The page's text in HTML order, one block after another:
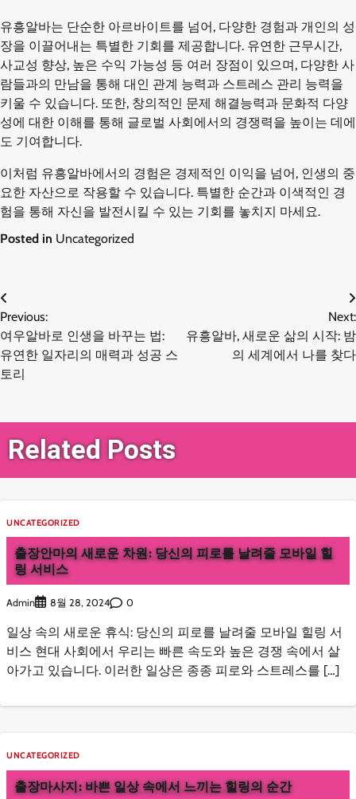
유흥알바는 단순한 아르바이트를 넘어, 다양한 경험과 개인의 성
장을 이끌어내는 특별한 기회를 제공합니다. 유연한 근무시간,
사교성 향상, 높은 수익 가능성 등 여러 장점이 있으며, 다양한 사
람들과의 만남을 통해 대인 관계 능력과 스트레스 관리 능력을
키울 수 있습니다. 또한, 창의적인 문제 해결능력과 문화적 다양
성에 대한 이해를 통해 글로벌 사회에서의 경쟁력을 높이는 데에
도 기여합니다.
이처럼 유흥알바에서의 경험은 경제적인 이익을 넘어, 인생의 중
요한 자산으로 작용할 수 있습니다. 특별한 순간과 이색적인 경
험을 통해 자신을 발전시킬 수 있는 기회를 놓치지 마세요.
Posted in Uncategorized
글
탐
Previous:
여우알바로 인생을 바꾸는 법:
유연한 일자리의 매력과 성공 스
토리
Next:
유흥알바, 새로운 삶의 시작: 밤
의 세계에서 나를 찾다
Related Posts
UNCATEGORIZED
출장안마의 새로운 차원: 당신의 피로를 날려줄 모바일 힐
링 서비스
Admin 8월 28, 2024 0
일상 속의 새로운 휴식: 당신의 피로를 날려줄 모바일 힐링 서
비스 현대 사회에서 우리는 빠른 속도와 높은 경쟁 속에서 살
아가고 있습니다. 이러한 일상은 종종 피로와 스트레스를 […]
UNCATEGORIZED
출장마사지: 바쁜 일상 속에서 느끼는 힐링의 순간